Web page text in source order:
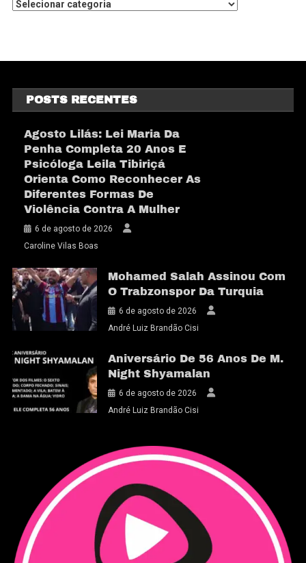
POSTS RECENTES
Agosto Lilás: Lei Maria Da
Penha Completa 20 Anos E
Psicóloga Leila Tibiriçá
Orienta Como Reconhecer As
Diferentes Formas De
Violência Contra A Mulher
6 de agosto de 2026
Caroline Vilas Boas
Mohamed Salah Assinou Com
O Trabzonspor Da Turquia
6 de agosto de 2026
André Luiz Brandão Cisi
Aniversário De 56 Anos De M.
Night Shyamalan
6 de agosto de 2026
André Luiz Brandão Cisi